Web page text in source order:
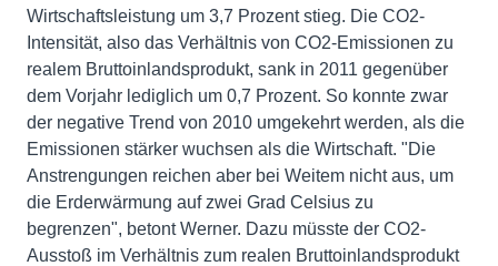
Wirtschaftsleistung um 3,7 Prozent stieg. Die CO2-
Intensität, also das Verhältnis von CO2-Emissionen zu
realem Bruttoinlandsprodukt, sank in 2011 gegenüber
dem Vorjahr lediglich um 0,7 Prozent. So konnte zwar
der negative Trend von 2010 umgekehrt werden, als die
Emissionen stärker wuchsen als die Wirtschaft. "Die
Anstrengungen reichen aber bei Weitem nicht aus, um
die Erderwärmung auf zwei Grad Celsius zu
begrenzen", betont Werner. Dazu müsste der CO2-
Ausstoß im Verhältnis zum realen Bruttoinlandsprodukt